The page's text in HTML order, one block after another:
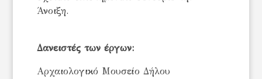
Άνοιξη.
Δανειστές των έργων:
Αρχαιολογικό Μουσείο Δήλου